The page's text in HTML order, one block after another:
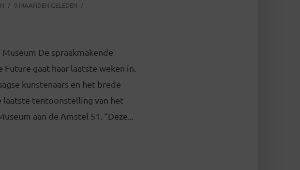
9 MAANDEN GELEDEN
De spraakmakende
gaat haar laatste weken in.
kunstenaars en het brede
laatste tentoonstelling van het
aan de Amstel 51. “Deze...